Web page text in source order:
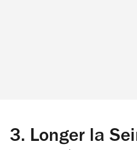
3. Longer la